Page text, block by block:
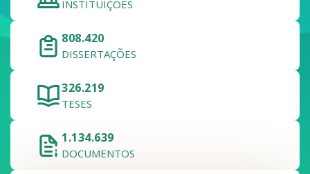
INSTITUIÇÕES
808.420
DISSERTAÇÕES
326.219
TESES
1.134.639
DOCUMENTOS